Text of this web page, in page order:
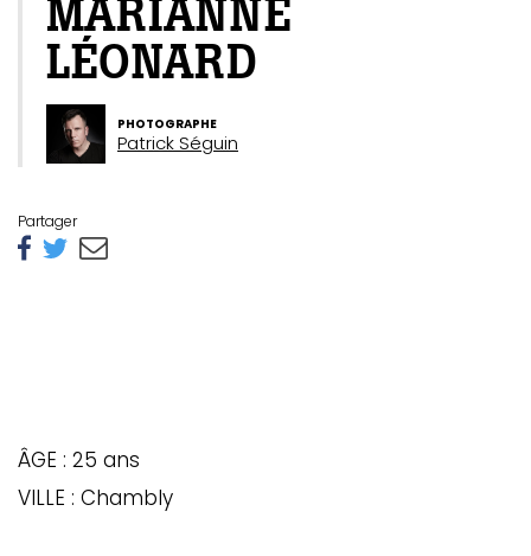
MARIANNE
LÉONARD
PHOTOGRAPHE
Patrick Séguin
Partager
ÂGE : 25 ans
VILLE : Chambly